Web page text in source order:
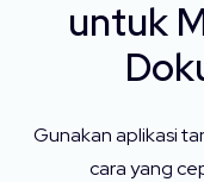
untuk
Gunakan aplikasi
cara yang